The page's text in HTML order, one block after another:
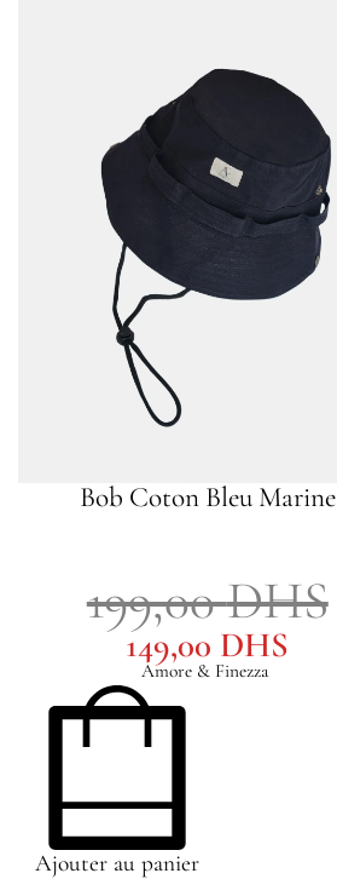
Bob Coton Bleu Marine
Amore & Finezza
199,00DHS
149,00 DHS
Ajouter au panier